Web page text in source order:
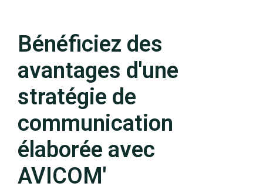
Bénéficiez des
avantages d'une
stratégie de
communication
élaborée avec
AVICOM'